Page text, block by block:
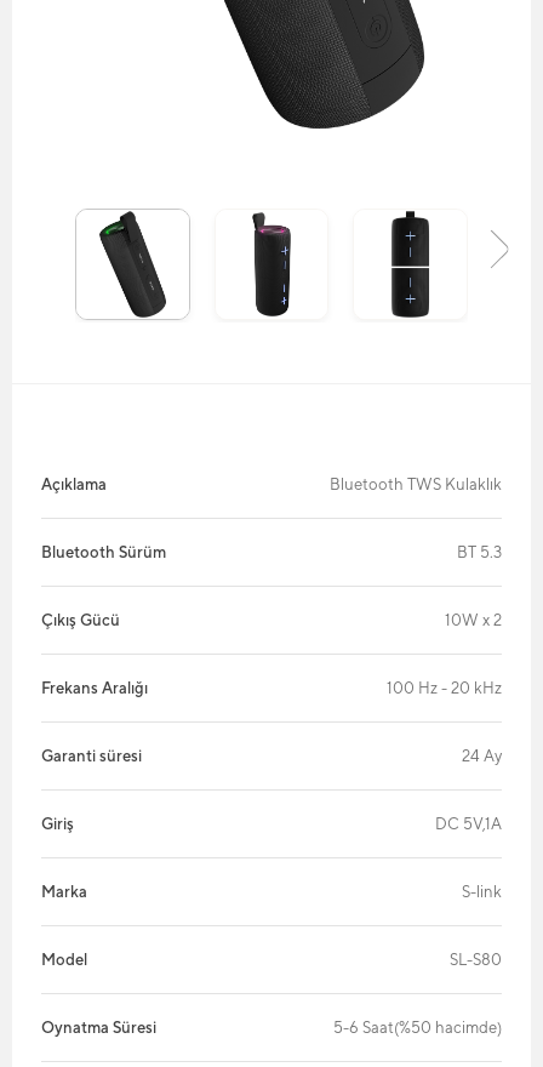
Açıklama Bluetooth TWS Kulaklık
Bluetooth Sürüm BT 5.3
Çıkış Gücü 10W x 2
Frekans Aralığı 100 Hz - 20 kHz
Garanti süresi 24 Ay
Giriş DC 5V,1A
Marka S-link
Model SL-S80
Oynatma Süresi 5-6 Saat(%50 hacimde)